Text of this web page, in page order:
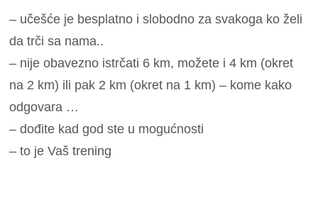
– učešće je besplatno i slobodno za svakoga ko želi
da trči sa nama..
– nije obavezno istrčati 6 km, možete i 4 km (okret
na 2 km) ili pak 2 km (okret na 1 km) – kome kako
odgovara …
– dođite kad god ste u mogućnosti
– to je Vaš trening